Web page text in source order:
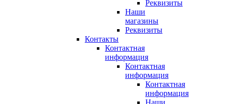
Реквизиты
Наши
магазины
Реквизиты
Контакты
Контактная
информация
Контактная
информация
Контактная
информация
Наши